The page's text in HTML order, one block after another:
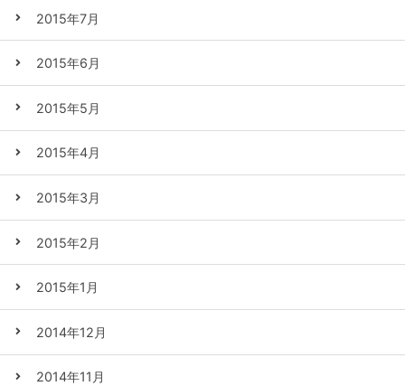
2015年7月
2015年6月
2015年5月
2015年4月
2015年3月
2015年2月
2015年1月
2014年12月
2014年11月